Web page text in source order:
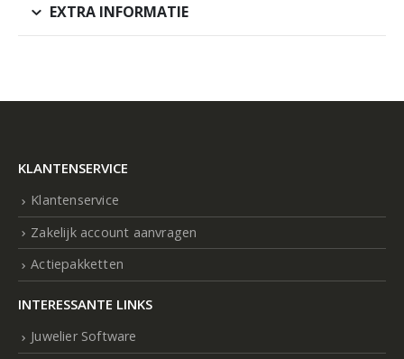
EXTRA INFORMATIE
KLANTENSERVICE
Klantenservice
Zakelijk account aanvragen
Actiepakketten
INTERESSANTE LINKS
Juwelier Software